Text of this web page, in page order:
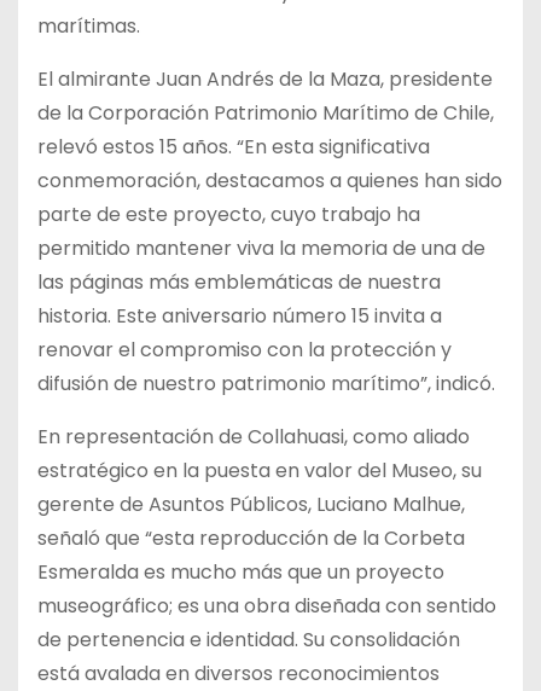
marítimas.
El almirante Juan Andrés de la Maza, presidente
de la Corporación Patrimonio Marítimo de Chile,
relevó estos 15 años. “En esta significativa
conmemoración, destacamos a quienes han sido
parte de este proyecto, cuyo trabajo ha
permitido mantener viva la memoria de una de
las páginas más emblemáticas de nuestra
historia. Este aniversario número 15 invita a
renovar el compromiso con la protección y
difusión de nuestro patrimonio marítimo”, indicó.
En representación de Collahuasi, como aliado
estratégico en la puesta en valor del Museo, su
gerente de Asuntos Públicos, Luciano Malhue,
señaló que “esta reproducción de la Corbeta
Esmeralda es mucho más que un proyecto
museográfico; es una obra diseñada con sentido
de pertenencia e identidad. Su consolidación
está avalada en diversos reconocimientos